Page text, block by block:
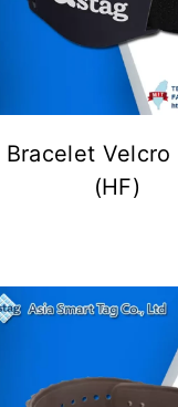
Bracelet Velcro
(HF)